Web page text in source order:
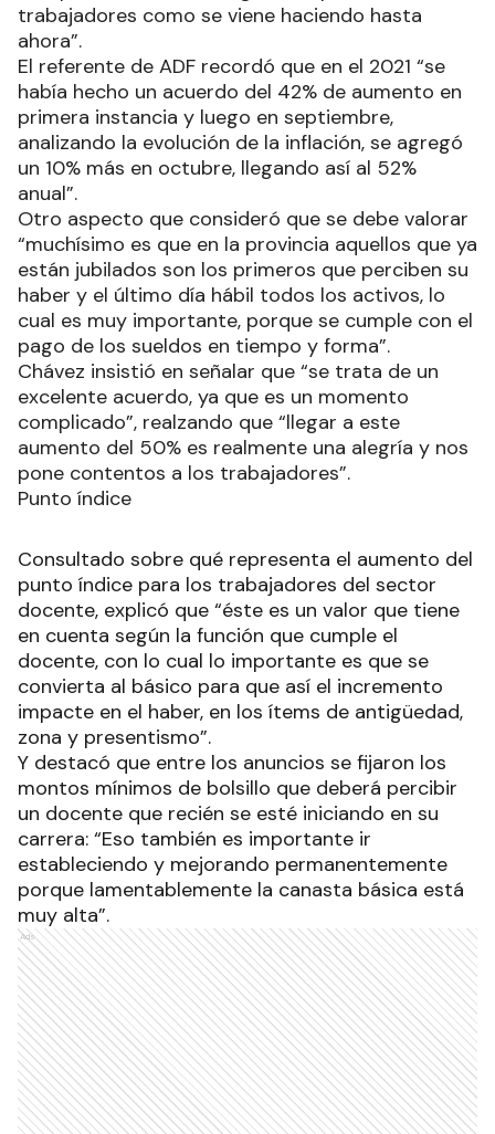
trabajadores como se viene haciendo hasta
ahora”.
El referente de ADF recordó que en el 2021 “se
había hecho un acuerdo del 42% de aumento en
primera instancia y luego en septiembre,
analizando la evolución de la inflación, se agregó
un 10% más en octubre, llegando así al 52%
anual”.
Otro aspecto que consideró que se debe valorar
“muchísimo es que en la provincia aquellos que ya
están jubilados son los primeros que perciben su
haber y el último día hábil todos los activos, lo
cual es muy importante, porque se cumple con el
pago de los sueldos en tiempo y forma”.
Chávez insistió en señalar que “se trata de un
excelente acuerdo, ya que es un momento
complicado”, realzando que “llegar a este
aumento del 50% es realmente una alegría y nos
pone contentos a los trabajadores”.
Punto índice
Consultado sobre qué representa el aumento del
punto índice para los trabajadores del sector
docente, explicó que “éste es un valor que tiene
en cuenta según la función que cumple el
docente, con lo cual lo importante es que se
convierta al básico para que así el incremento
impacte en el haber, en los ítems de antigüedad,
zona y presentismo”.
Y destacó que entre los anuncios se fijaron los
montos mínimos de bolsillo que deberá percibir
un docente que recién se esté iniciando en su
carrera: “Eso también es importante ir
estableciendo y mejorando permanentemente
porque lamentablemente la canasta básica está
muy alta”.
Ads